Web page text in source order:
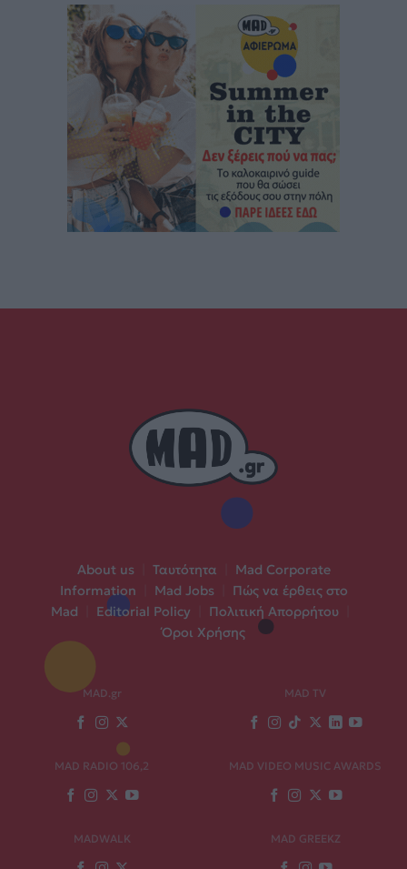
About us Ταυτότητα
Mad Corporate
Information
Mad Jobs
Πώς να έρθεις στο
Mad
Editorial Policy Πολιτική Απορρήτου
Όροι Χρήσης
MAD.gr MAD TV
MAD RADIO 106,2 MAD VIDEO MUSIC AWARDS
MADWALK MAD GREEKZ